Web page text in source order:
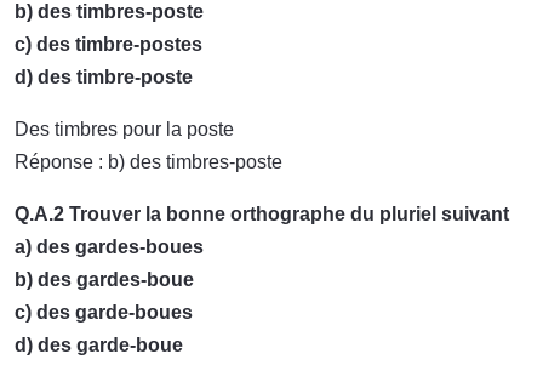
b) des timbres-poste
c) des timbre-postes
d) des timbre-poste
Des timbres pour la poste
Réponse : b) des timbres-poste
Q.A.2 Trouver la bonne orthographe du pluriel suivant
a) des gardes-boues
b) des gardes-boue
c) des garde-boues
d) des garde-boue